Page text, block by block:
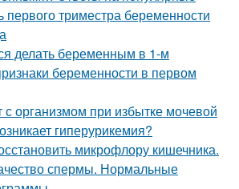
триместра беременности
делать беременным в 1-м
беременности в первом
с организмом при избытке мочевой
гиперурикемия?
микрофлору кишечника.
спермы. Нормальные